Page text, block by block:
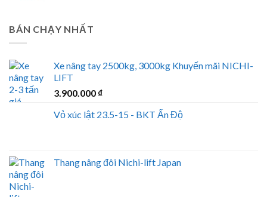
BÁN CHẠY NHẤT
Xe nâng tay 2500kg, 3000kg Khuyến mãi NICHI-
LIFT
3.900.000 ₫
Vỏ xúc lật 23.5-15 - BKT Ấn Độ
Thang nâng đôi Nichi-lift Japan